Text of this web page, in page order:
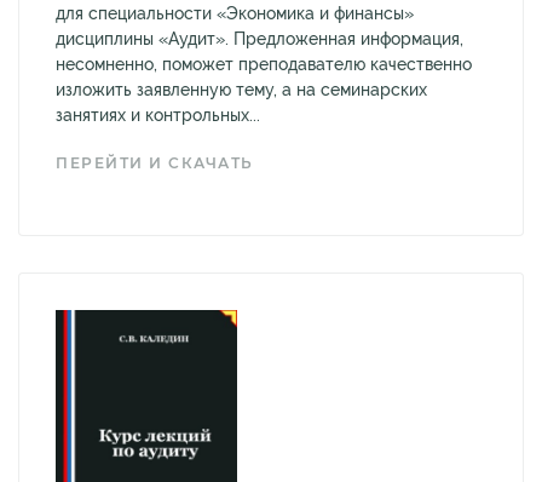
для специальности «Экономика и финансы»
дисциплины «Аудит». Предложенная информация,
несомненно, поможет преподавателю качественно
изложить заявленную тему, а на семинарских
занятиях и контрольных...
ПЕРЕЙТИ И СКАЧАТЬ